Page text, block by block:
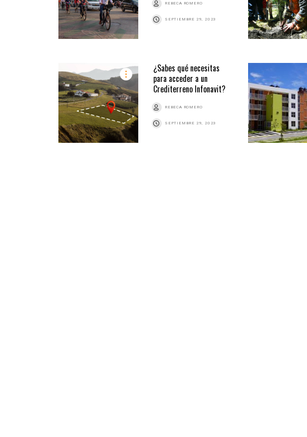
REBECA ROMERO
SEPTIEMBRE 29, 2023
¿Sabes qué necesitas
para acceder a un
Crediterreno Infonavit?
REBECA ROMERO
SEPTIEMBRE 29, 2023